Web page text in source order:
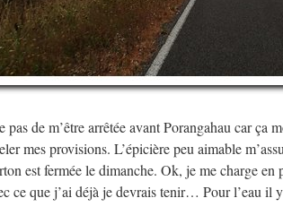
pas de m’être arrêtée avant Porangahau car ça
mes provisions. L’épicière peu aimable
est fermée le dimanche. Ok, je me charge
ce que j’ai déjà je devrais tenir… Pour l’eau il